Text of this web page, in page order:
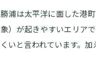
勝浦は太平洋に面した港
象）が起きやすいエリア
くいと言われています。